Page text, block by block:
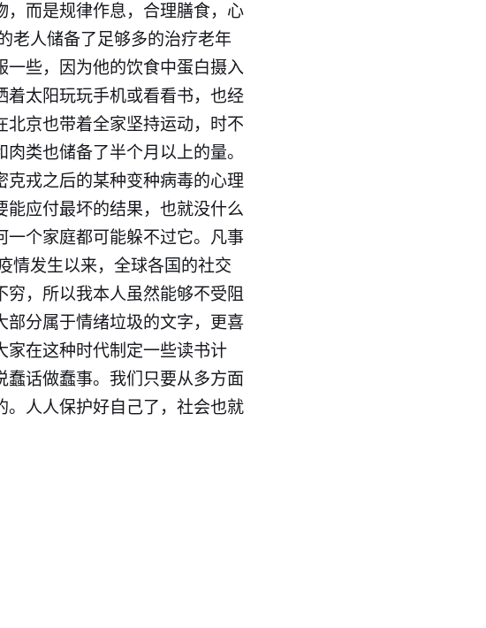
而是​规律作息，合理膳食，心
老人储备了足够多的治疗老年
些，因为他的饮食中蛋白摄入
太阳玩玩手机或看看书，也经
京也带着全家坚持运动，时不
类也储备了半个月以上的量。
戎之后的某种变种病毒的心理
应付最坏的​结果，也就没什么
个家庭都可能躲不过它。凡事
情发生以来，全球各国的社交
，所以我本人虽然能够不受阻
分属于情绪垃圾的文字​，更喜
家在这种时代制定一些读书​计
话做蠢事。我们只要从多方面
人人保护好自己了，社会也就